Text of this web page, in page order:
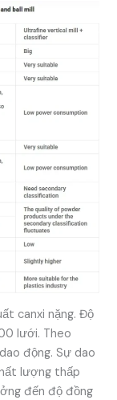
canxi nặng. Độ
lưới. Theo
động. Sự dao
lượng thấp
đến độ đồng